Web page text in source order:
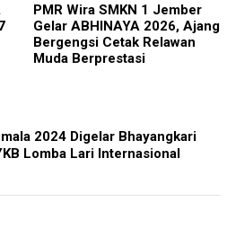
Imigrasi Ponorogo Deportasi
Satu WN Tiongkok
Salahgunakan Ijin Tinggal
2024 Digelar Bhayangkari
Lomba Lari Internasional